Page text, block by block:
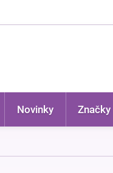
Novinky Značky